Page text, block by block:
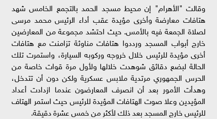
وقالت "الأهرام" إن محيط مسجد الحمد بالتجمع الخامس شهد
هتافات معارضة وأخرى مؤيدة عقب أداء الرئيس محمد مرسى
لصلاة الجمعة فيه بالأمس. حيث احتشد مجموعة من المعارضين
خارج أبواب المسجد ورددوا هتافات مناوئة تزامنت مع هتافات
أخرى مؤيدة للرئيس خلال خروجه وركوبه السيارة، واستمرت تلك
الحالة لبضع دقائق شوهدت خلالها ولأول مرة قوات خاصة من
الحرس الجمهوري مرتدية ملابس عسكرية ولكن دون أن تتدخل،
وهدأت الأمور بعد أن انصرف المعارضون عندما ازدادت أعداد
المؤيدين وعلا صوت الهتافات المؤيدة للرئيس حيث استمر الهتاف
للرئيس خارج المسجد بعد ذلك لأكثر من خمس عشرة دقيقة.